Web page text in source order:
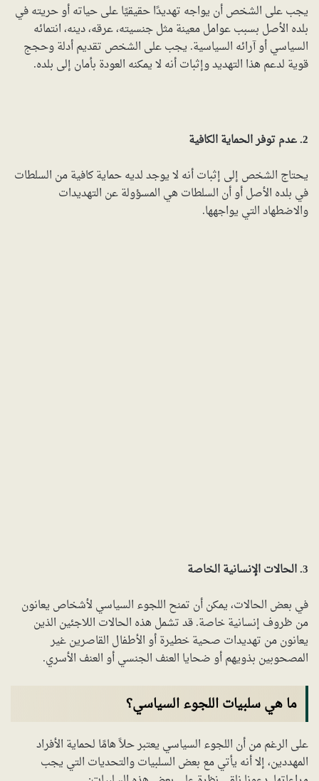
يجب على الشخص أن يواجه تهديدًا حقيقيًا على حياته أو حريته في
بلده الأصل بسبب عوامل معينة مثل جنسيته، عرقه، دينه، انتمائه
السياسي أو آرائه السياسية. يجب على الشخص تقديم أدلة وحجج
قوية لدعم هذا التهديد وإثبات أنه لا يمكنه العودة بأمان إلى بلده.
2. عدم توفر الحماية الكافية
يحتاج الشخص إلى إثبات أنه لا يوجد لديه حماية كافية من السلطات
في بلده الأصل أو أن السلطات هي المسؤولة عن التهديدات
والاضطهاد التي يواجهها.
3. الحالات الإنسانية الخاصة
في بعض الحالات، يمكن أن تمنح اللجوء السياسي لأشخاص يعانون
من ظروف إنسانية خاصة. قد تشمل هذه الحالات اللاجئين الذين
يعانون من تهديدات صحية خطيرة أو الأطفال القاصرين غير
المصحوبين بذويهم أو ضحايا العنف الجنسي أو العنف الأسري.
ما هي سلبيات اللجوء السياسي؟
على الرغم من أن اللجوء السياسي يعتبر حلاً هامًا لحماية الأفراد
المهددين، إلا أنه يأتي مع بعض السلبيات والتحديات التي يجب